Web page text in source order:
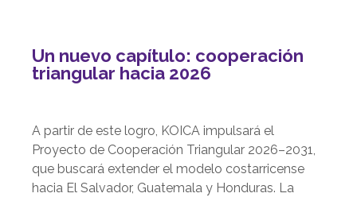
Un nuevo capítulo: cooperación
triangular hacia 2026
A partir de este logro, KOICA impulsará el
Proyecto de Cooperación Triangular 2026–2031,
que buscará extender el modelo costarricense
hacia El Salvador, Guatemala y Honduras. La